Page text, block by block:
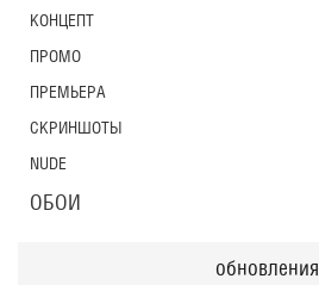
КОНЦЕПТ
ПРОМО
ПРЕМЬЕРА
СКРИНШОТЫ
NUDE
ОБОИ
обновления